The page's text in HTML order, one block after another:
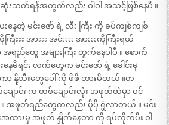
းသတ်ရန်အတွက်လည်း ဝါဝါ အသင့်ဖြစ်နေပီ ။
ေတဲ့ မင်းဇော် ရဲ့ လီး ကြီး ကို ခပ်ကျစ်ကျစ်
းးး အားးး အင်းးးး အားးးကိုကြီးရယ်
ာ အရည်တွေ အများကြီး ထွက်နေပါပီ ။ စောက်
ေမိရင်း လက်တွေက မင်းဇော် ရဲ့ ခေါင်းမှ
နို့သီးတွေပေါ် ကို ဖိဖိ ထားမိတယ် ။တ
က်ချောင်း က တစ်ချောင်းလုံး အဖုတ်ထဲမှာ ဝင်
ဖုတ်ရည်တွေကလည်း ပိုပို ရွဲလာတယ် ။ မင်း
ထားမှ အဖုတ် နှိုက်နေတာ ကို ရပ်လိုက်ပီး ဝါ